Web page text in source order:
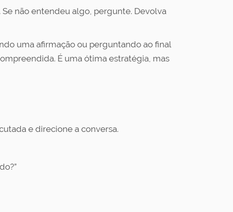
não entendeu algo, pergunte. Devolva
uma afirmação ou perguntando ao final
É uma ótima estratégia, mas
e direcione a conversa.